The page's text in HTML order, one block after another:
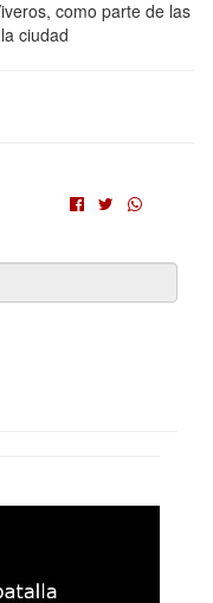
como parte de las
ciudad